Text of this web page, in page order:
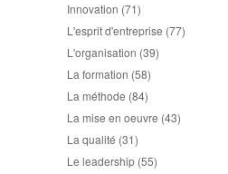
Innovation (71)
L'esprit d'entreprise (77)
L'organisation (39)
La formation (58)
La méthode (84)
La mise en oeuvre (43)
La qualité (31)
Le leadership (55)